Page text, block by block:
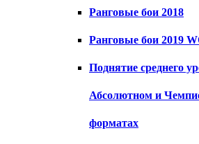
Ранговые бои 2018
Ранговые бои 2019
Поднятие среднего
Абсолютном и
форматах